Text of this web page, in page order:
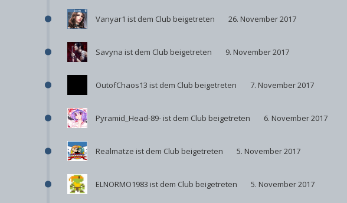
Vanyar1 ist dem Club beigetreten 26. November 2017
Savyna ist dem Club beigetreten 9. November 2017
OutofChaos13 ist dem Club beigetreten 7. November 2017
Pyramid_Head-89-ist dem Club beigetreten 6. November 2017
Realmatze ist dem Club beigetreten 5. November 2017
ELNORMO1983 ist dem Club beigetreten 5. November 2017